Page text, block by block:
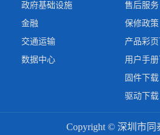
政府基础设施
金融
交通运输
数据中心
售后服务
保修政策
产品彩
用户手
固件下载
驱动下载
Copyright © 深圳市同